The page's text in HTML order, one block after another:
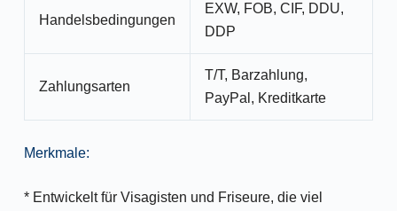
Handelsbedingungen
EXW, FOB, CIF, DDU,
DDP
Zahlungsarten
T/T, Barzahlung,
PayPal, Kreditkarte
Merkmale:
* Entwickelt für Visagisten und Friseure, die viel